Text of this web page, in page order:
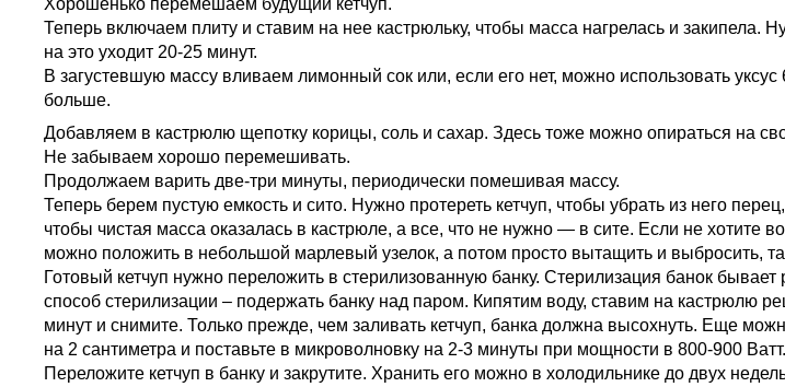
Хорошенько перемешаем будущий кетчуп.
Теперь включаем плиту и ставим на нее кастрюльку, чтобы масса нагрелась и
на это уходит 20-25 минут.
В загустевшую массу вливаем лимонный сок или, если его нет, можно использовать
больше.
Добавляем в кастрюлю щепотку корицы, соль и сахар. Здесь тоже можно опираться на
Не забываем хорошо перемешивать.
Продолжаем варить две-три минуты, периодически помешивая массу.
Теперь берем пустую емкость и сито. Нужно протереть кетчуп, чтобы убрать из него
чтобы чистая масса оказалась в кастрюле, а все, что не нужно — в сите. Если не хотите
можно положить в небольшой марлевый узелок, а потом просто вытащить и выбросить,
Готовый кетчуп нужно переложить в стерилизованную банку. Стерилизация банок
способ стерилизации – подержать банку над паром. Кипятим воду, ставим на кастрюлю
минут и снимите. Только прежде, чем заливать кетчуп, банка должна высохнуть. Еще
на 2 сантиметра и поставьте в микроволновку на 2-3 минуты при мощности в 800-900
Переложите кетчуп в банку и закрутите. Хранить его можно в холодильнике до двух